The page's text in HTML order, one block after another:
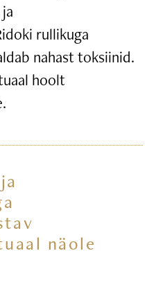
rullikuga
nahast toksiinid.
hoolt
näole